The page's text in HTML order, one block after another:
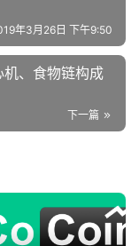
年3月26日 下午9:50
、食物链构成
下一篇